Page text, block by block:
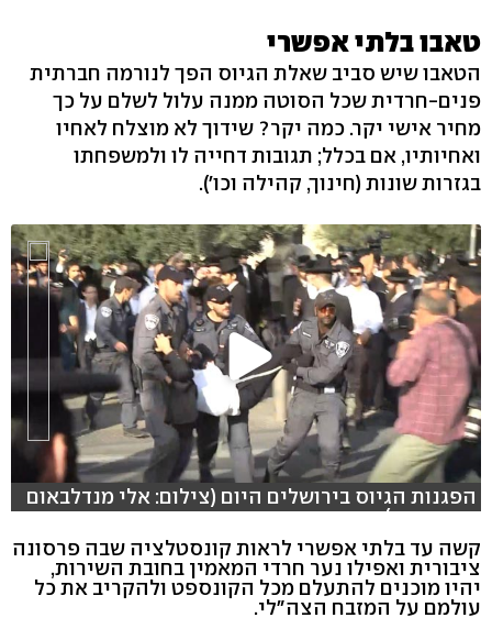
טאבו בלתי אפשרי
הטאבו שיש סביב שאלת הגיוס הפך לנורמה חברתית
פנים-חרדית שכל הסוטה ממנה עלול לשלם על כך
מחיר אישי יקר. כמה יקר? שידוך לא מוצלח לאחיו
ואחיותיו, אם בכלל; תגובות דחייה לו ולמשפחתו
בגזרות שונות (חינוך, קהילה וכו').
הפגנות הגיוס בירושלים היום (צילום: אלי מנדלבאום
וישי פורת)
קשה עד בלתי אפשרי לראות קונסטלציה שבה פרסונה
ציבורית ואפילו נער חרדי המאמין בחובת השירות,
יהיו מוכנים להתעלם מכל הקונספט ולהקריב את כל
עולמם על המזבח הצה"לי.